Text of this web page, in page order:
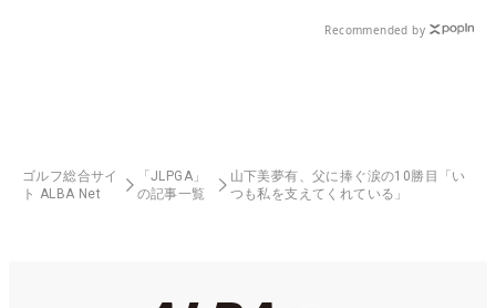
Recommended by
ゴルフ総合サイ
ト ALBA Net
「JLPGA」
の記事一覧
山下美夢有、父に捧ぐ涙の10勝目「い
つも私を支えてくれている」